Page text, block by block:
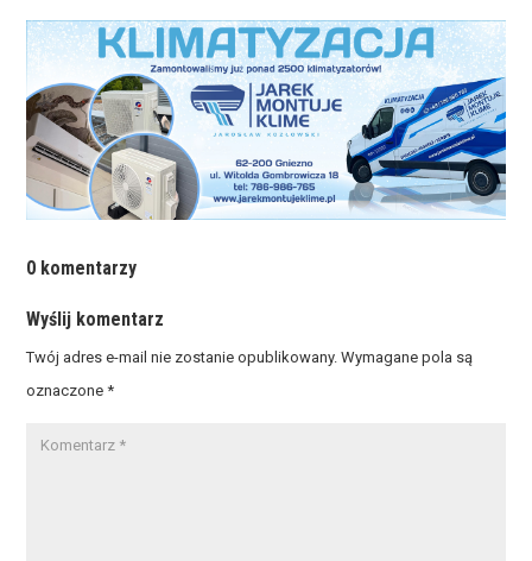
0 komentarzy
Wyślij komentarz
Twój adres e-mail nie zostanie opublikowany. Wymagane pola są
oznaczone*